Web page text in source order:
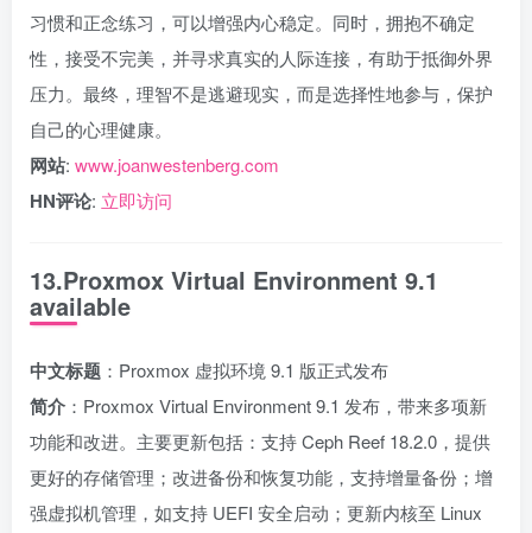
习惯和正念练习，可以增强内心稳定。同时，拥抱不确定
性，接受不完美，并寻求真实的人际连接，有助于抵御外界
压力。最终，理智不是逃避现实，而是选择性地参与，保护
自己的心理健康。
网站: www.joanwestenberg.com
HN评论: 立即访问
13.Proxmox Virtual Environment 9.1
available
中文标题 ：Proxmox 虚拟环境 9.1 版正式发布
简介 ：Proxmox Virtual Environment 9.1 发布，带来多项新
功能和改进。主要更新包括：支持 Ceph Reef 18.2.0，提供
更好的存储管理；改进备份和恢复功能，支持增量备份；增
强虚拟机管理，如支持 UEFI 安全启动；更新内核至 Linux